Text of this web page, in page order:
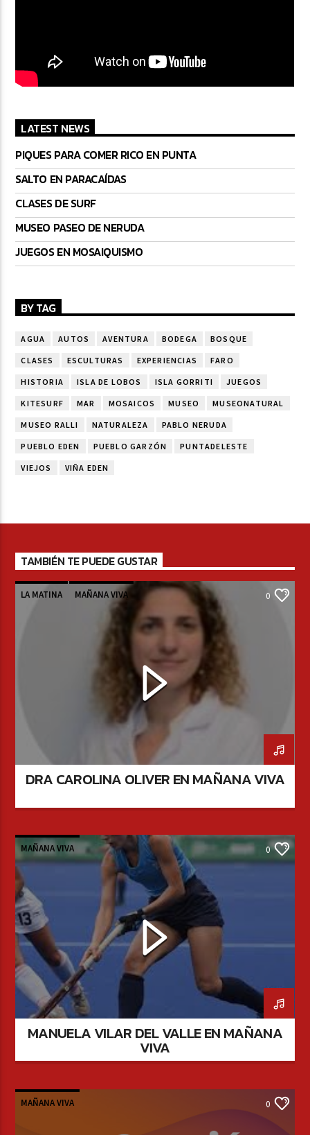
LATEST NEWS
PIQUES PARA COMER RICO EN PUNTA
SALTO EN PARACAÍDAS
CLASES DE SURF
MUSEO PASEO DE NERUDA
JUEGOS EN MOSAIQUISMO
BY TAG
AGUA AUTOS AVENTURA BODEGA BOSQUE
CLASES ESCULTURAS EXPERIENCIAS FARO
HISTORIA ISLA DE LOBOS ISLA GORRITI JUEGOS
KITESURF MAR MOSAICOS MUSEO MUSEONATURAL
MUSEO RALLI NATURALEZA PABLO NERUDA
PUEBLO EDEN PUEBLO GARZÓN PUNTADELESTE
VIEJOS VIÑA EDEN
TAMBIÉN TE PUEDE GUSTAR
LA MATINA MAÑANA VIVA 0
DRA CAROLINA OLIVER EN MAÑANA VIVA
MAÑANA VIVA 0
MANUELA VILAR DEL VALLE EN MAÑANA
VIVA
MAÑANA VIVA 0